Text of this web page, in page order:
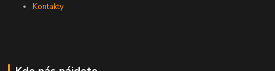
Kontakty